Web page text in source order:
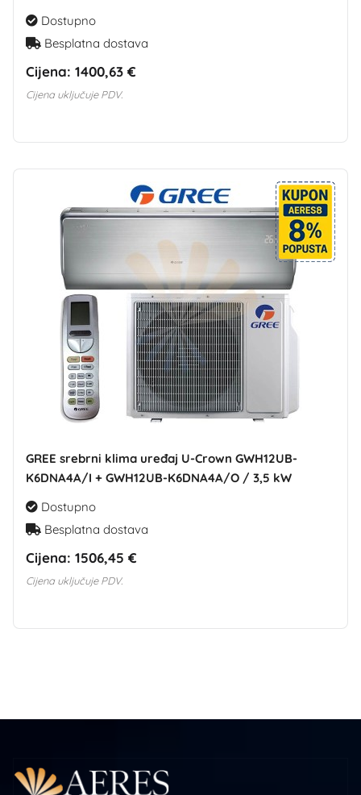
Dostupno
Besplatna dostava
Cijena: 1400,63 €
Cijena uključuje PDV.
GREE srebrni klima uređaj U-Crown GWH12UB-
K6DNA4A/I + GWH12UB-K6DNA4A/O / 3,5 kW
Dostupno
Besplatna dostava
Cijena: 1506,45 €
Cijena uključuje PDV.